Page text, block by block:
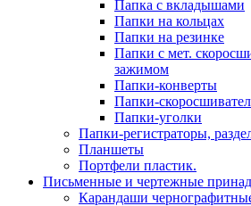
Папка с вкладышами
Папки на кольцах
Папки на резинке
Папки с мет.
зажимом
Папки-конверты
Папки-
Папки-уголки
Папки-регистраторы,
Планшеты
Портфели пластик.
Письменные и чертежные
Карандаши